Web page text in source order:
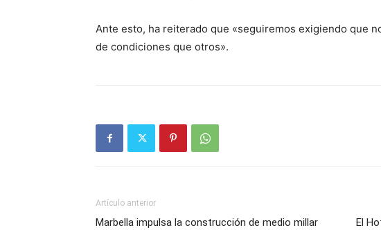
Ante esto, ha reiterado que «seguiremos exigiendo que
de condiciones que otros».
Artículo anterior
Marbella impulsa la construcción de medio millar
El